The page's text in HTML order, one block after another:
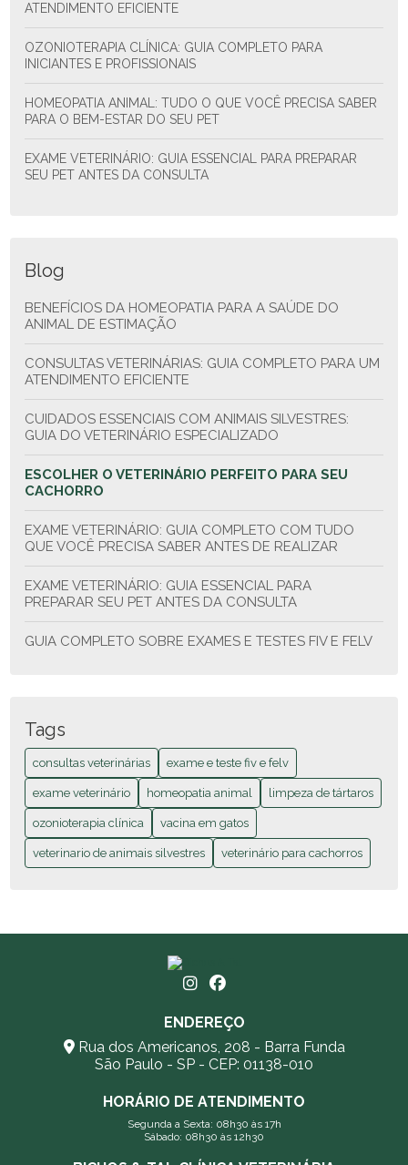
ATENDIMENTO EFICIENTE
OZONIOTERAPIA CLÍNICA: GUIA COMPLETO PARA
INICIANTES E PROFISSIONAIS
HOMEOPATIA ANIMAL: TUDO O QUE VOCÊ PRECISA SABER
PARA O BEM-ESTAR DO SEU PET
EXAME VETERINÁRIO: GUIA ESSENCIAL PARA PREPARAR
SEU PET ANTES DA CONSULTA
Blog
BENEFÍCIOS DA HOMEOPATIA PARA A SAÚDE DO
ANIMAL DE ESTIMAÇÃO
CONSULTAS VETERINÁRIAS: GUIA COMPLETO PARA UM
ATENDIMENTO EFICIENTE
CUIDADOS ESSENCIAIS COM ANIMAIS SILVESTRES:
GUIA DO VETERINÁRIO ESPECIALIZADO
ESCOLHER O VETERINÁRIO PERFEITO PARA SEU
CACHORRO
EXAME VETERINÁRIO: GUIA COMPLETO COM TUDO
QUE VOCÊ PRECISA SABER ANTES DE REALIZAR
EXAME VETERINÁRIO: GUIA ESSENCIAL PARA
PREPARAR SEU PET ANTES DA CONSULTA
GUIA COMPLETO SOBRE EXAMES E TESTES FIV E FELV
HOMEOPATIA ANIMAL: GUIA ESSENCIAL PARA O
CUIDADO NATURAL DO SEU PET
HOMEOPATIA ANIMAL: TUDO O QUE VOCÊ PRECISA
SABER PARA O BEM-ESTAR DO SEU PET
O PODER DO OXIGÊNIO ATIVO NO CUIDADO
VETERINÁRIO MODERNO
SABER PARA PROTEGER SEU FELINO
Tags
consultas veterinárias exame e teste fiv e felv
exame veterinário homeopatia animal limpeza de tártaros
ozonioterapia clínica vacina em gatos
veterinario de animais silvestres veterinário para cachorros
ENDEREÇO
Rua dos Americanos, 208 - Barra Funda
São Paulo - SP - CEP: 01138-010
HORÁRIO DE ATENDIMENTO
Segunda a Sexta: 08h30 às 17h
Sábado: 08h30 às 12h30